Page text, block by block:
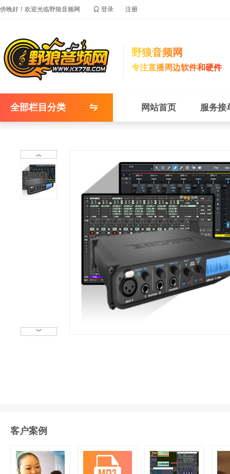
傍晚好！欢迎光临野狼音频网  登录 注册
野狼音频网
专注直播周边软件和硬件
全部栏目分类 网站首页 服务接
︽
︾
客户案例